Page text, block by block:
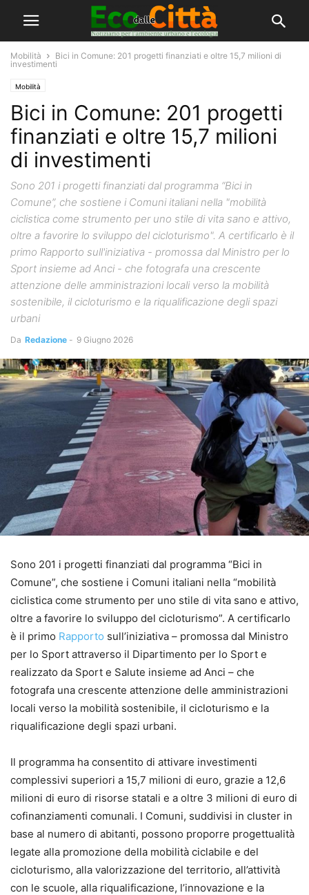
Mobilità
Bici in Comune: 201 progetti finanziati e oltre 15,7 milioni di
investimenti
Mobilità
Bici in Comune: 201 progetti
finanziati e oltre 15,7 milioni
di investimenti
Sono 201 i progetti finanziati dal programma “Bici in
Comune”, che sostiene i Comuni italiani nella "mobilità
ciclistica come strumento per uno stile di vita sano e attivo,
oltre a favorire lo sviluppo del cicloturismo". A certificarlo è il
primo Rapporto sull'iniziativa - promossa dal Ministro per lo
Sport insieme ad Anci - che fotografa una crescente
attenzione delle amministrazioni locali verso la mobilità
sostenibile, il cicloturismo e la riqualificazione degli spazi
urbani
Da Redazione - 9 Giugno 2026
Sono 201 i progetti finanziati dal programma “Bici in
Comune”, che sostiene i Comuni italiani nella “mobilità
ciclistica come strumento per uno stile di vita sano e attivo,
oltre a favorire lo sviluppo del cicloturismo”. A certificarlo
è il primo Rapporto sull’iniziativa – promossa dal Ministro
per lo Sport attraverso il Dipartimento per lo Sport e
realizzato da Sport e Salute insieme ad Anci – che
fotografa una crescente attenzione delle amministrazioni
locali verso la mobilità sostenibile, il cicloturismo e la
riqualificazione degli spazi urbani.
Il programma ha consentito di attivare investimenti
complessivi superiori a 15,7 milioni di euro, grazie a 12,6
milioni di euro di risorse statali e a oltre 3 milioni di euro di
cofinanziamenti comunali. I Comuni, suddivisi in cluster in
base al numero di abitanti, possono proporre progettualità
legate alla promozione della mobilità ciclabile e del
cicloturismo, alla valorizzazione del territorio, all’attività
con le scuole, alla riqualificazione, l’innovazione e la